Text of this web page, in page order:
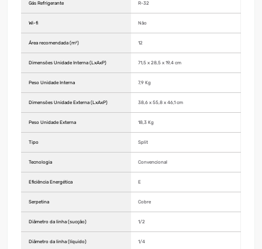
Gás Refrigerante R-32
Wi-fi Não
Área recomendada (m²) 12
Dimensões Unidade Interna (LxAxP) 71,5 x 28,5 x 19,4 cm
Peso Unidade Interna 7,9 Kg
Dimensões Unidade Externa (LxAxP) 38,6 x 55,8 x 46,1 cm
Peso Unidade Externa 18,3 Kg
Tipo Split
Tecnologia Convencional
Eficiência Energética E
Serpetina Cobre
Diâmetro da linha (sucção) 1/2
Diâmetro da linha (líquido) 1/4